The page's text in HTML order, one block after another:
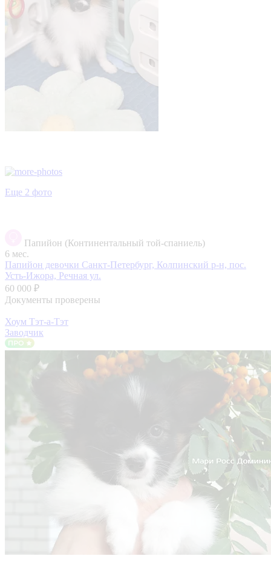
Еще 2 фото
Папийон (Континентальный той-спаниель)
6 мес.
Папийон девочки Санкт-Петербург, Колпинский р-н, пос.
Усть-Ижора, Речная ул.
60 000 ₽
Документы проверены
Хоум Тэт-а-Тэт
Заводчик